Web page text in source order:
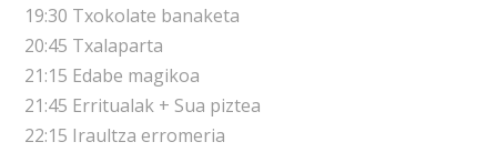
19:30 Txokolate banaketa
20:45 Txalaparta
21:15 Edabe magikoa
21:45 Erritualak + Sua piztea
22:15 Iraultza erromeria